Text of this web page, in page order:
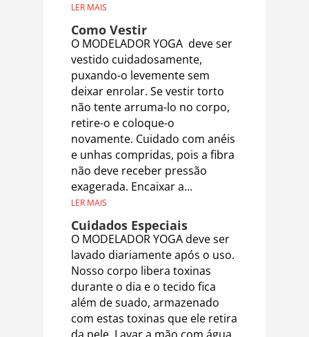
LER MAIS
Como Vestir
O MODELADOR YOGA deve ser
vestido cuidadosamente,
puxando-o levemente sem
deixar enrolar. Se vestir torto
não tente arruma-lo no corpo,
retire-o e coloque-o
novamente. Cuidado com anéis
e unhas compridas, pois a fibra
não deve receber pressão
exagerada. Encaixar a...
LER MAIS
Cuidados Especiais
O MODELADOR YOGA deve ser
lavado diariamente após o uso.
Nosso corpo libera toxinas
durante o dia e o tecido fica
além de suado, armazenado
com estas toxinas que ele retira